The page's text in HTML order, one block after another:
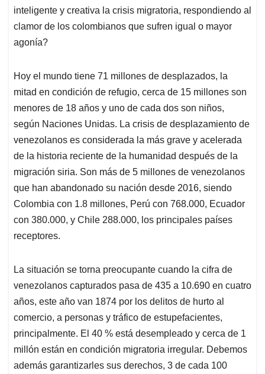
inteligente y creativa la crisis migratoria, respondiendo al
clamor de los colombianos que sufren igual o mayor
agonía?
Hoy el mundo tiene 71 millones de desplazados, la
mitad en condición de refugio, cerca de 15 millones son
menores de 18 años y uno de cada dos son niños,
según Naciones Unidas. La crisis de desplazamiento de
venezolanos es considerada la más grave y acelerada
de la historia reciente de la humanidad después de la
migración siria. Son más de 5 millones de venezolanos
que han abandonado su nación desde 2016, siendo
Colombia con 1.8 millones, Perú con 768.000, Ecuador
con 380.000, y Chile 288.000, los principales países
receptores.
La situación se torna preocupante cuando la cifra de
venezolanos capturados pasa de 435 a 10.690 en cuatro
años, este año van 1874 por los delitos de hurto al
comercio, a personas y tráfico de estupefacientes,
principalmente. El 40 % está desempleado y cerca de 1
millón están en condición migratoria irregular. Debemos
además garantizarles sus derechos, 3 de cada 100